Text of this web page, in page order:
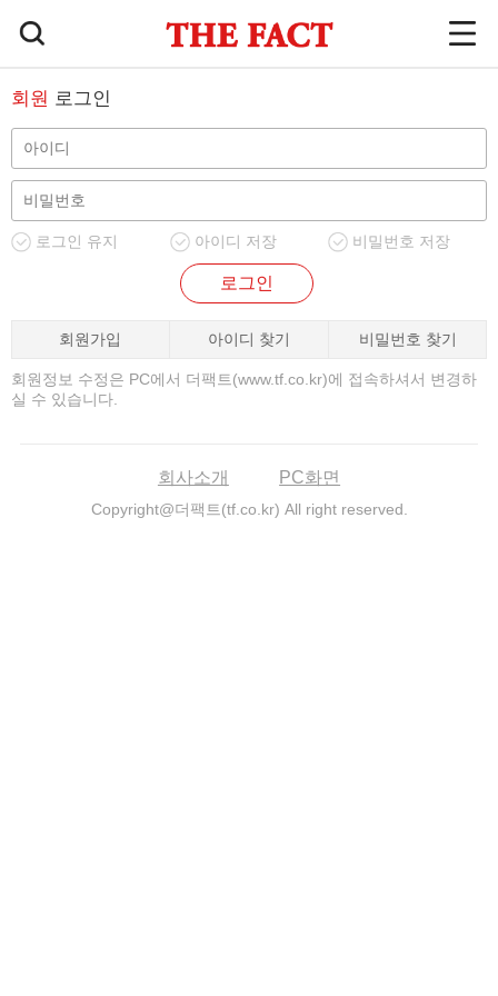
회원 로그인
로그인 유지 아이디 저장 비밀번호 저장
로그인
회원가입 아이디 찾기 비밀번호 찾기
회원정보 수정은 PC에서 더팩트(www.tf.co.kr)에 접속하셔서 변경하
실 수 있습니다.
회사소개 PC화면
Copyright@더팩트(tf.co.kr) All right reserved.